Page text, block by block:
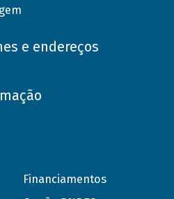
e endereços
Financiamentos